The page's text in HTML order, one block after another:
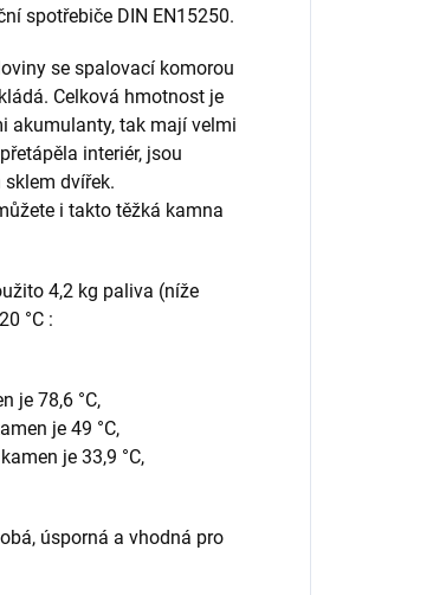
spotřebiče DIN EN15250.
se spalovací komorou
Celková hmotnost je
akumulanty, tak mají velmi
interiér, jsou
dvířek.
i takto těžká kamna
4,2 kg paliva (níže
20 °C :
je 78,6 °C,
je 49 °C,
je 33,9 °C,
úsporná a vhodná pro